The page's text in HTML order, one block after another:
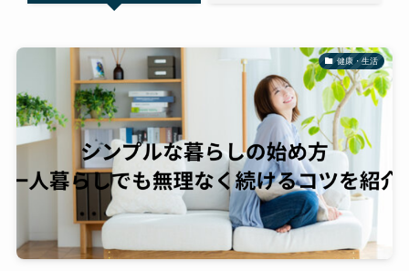
健康・生活